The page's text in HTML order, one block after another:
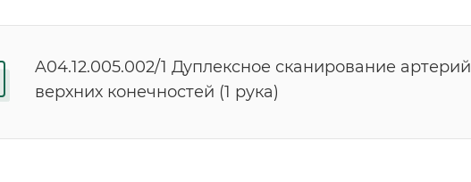
A04.12.005.002/1 Дуплексное сканирование артерий
верхних конечностей (1 рука)